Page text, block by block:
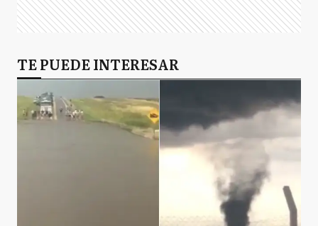
E Escobar
GA General Alvarado
TE PUEDE INTERESAR